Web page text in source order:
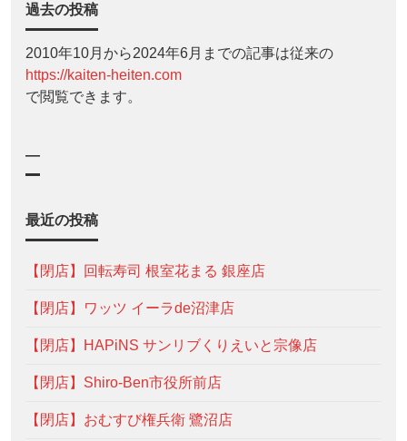
過去の投稿
2010年10月から2024年6月までの記事は従来の
https://kaiten-heiten.com
で閲覧できます。
—
最近の投稿
【閉店】回転寿司 根室花まる 銀座店
【閉店】ワッツ イーラde沼津店
【閉店】HAPiNS サンリブくりえいと宗像店
【閉店】Shiro-Ben市役所前店
【閉店】おむすび権兵衛 鷺沼店